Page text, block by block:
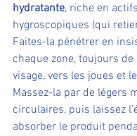
hydratante, riche en actifs
hygroscopiques (qui
Faites-la pénétrer en
chaque zone, toujours de
visage, vers les joues et
Massez-la par de légers
circulaires, puis laissez
absorber le produit